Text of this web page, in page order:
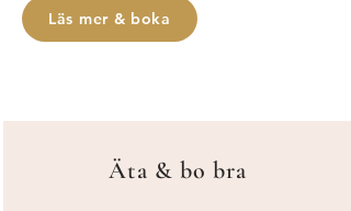
Läs mer & boka
Äta & bo bra